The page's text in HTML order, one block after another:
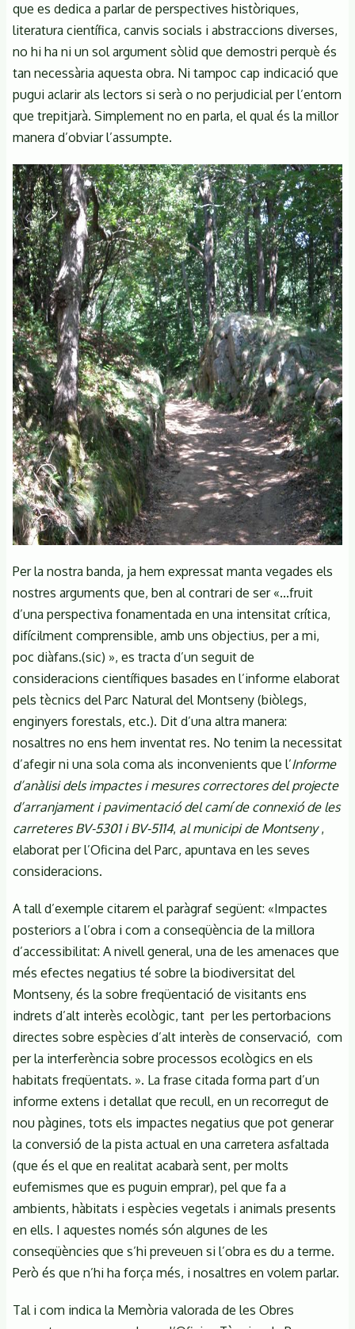
que es dedica a parlar de perspectives històriques,
literatura científica, canvis socials i abstraccions diverses,
no hi ha ni un sol argument sòlid que demostri perquè és
tan necessària aquesta obra. Ni tampoc cap indicació que
pugui aclarir als lectors si serà o no perjudicial per l’entorn
que trepitjarà. Simplement no en parla, el qual és la millor
manera d’obviar l’assumpte.
Per la nostra banda, ja hem expressat manta vegades els
nostres arguments que, ben al contrari de ser «...fruit
d’una perspectiva fonamentada en una intensitat crítica,
difícilment comprensible, amb uns objectius, per a mi,
poc diàfans.(sic) », es tracta d’un seguit de
consideracions científiques basades en l’informe elaborat
pels tècnics del Parc Natural del Montseny (biòlegs,
enginyers forestals, etc.). Dit d’una altra manera:
nosaltres no ens hem inventat res. No tenim la necessitat
d’afegir ni una sola coma als inconvenients que l’Informe
d’anàlisi dels impactes i mesures correctores del projecte
d’arranjament i pavimentació del camí de connexió de les
carreteres BV-5301 i BV-5114, al municipi de Montseny,
elaborat per l’Oficina del Parc, apuntava en les seves
consideracions.
A tall d’exemple citarem el paràgraf següent: «Impactes
posteriors a l’obra i com a conseqüència de la millora
d’accessibilitat: A nivell general, una de les amenaces que
més efectes negatius té sobre la biodiversitat del
Montseny, és la sobre freqüentació de visitants ens
indrets d’alt interès ecològic, tant per les pertorbacions
directes sobre espècies d’alt interès de conservació, com
per la interferència sobre processos ecològics en els
habitats freqüentats. ». La frase citada forma part d’un
informe extens i detallat que recull, en un recorregut de
nou pàgines, tots els impactes negatius que pot generar
la conversió de la pista actual en una carretera asfaltada
(que és el que en realitat acabarà sent, per molts
eufemismes que es puguin emprar), pel que fa a
ambients, hàbitats i espècies vegetals i animals presents
en ells. I aquestes només són algunes de les
conseqüències que s’hi preveuen si l’obra es du a terme.
Però és que n’hi ha força més, i nosaltres en volem parlar.
Tal i com indica la Memòria valorada de les Obres